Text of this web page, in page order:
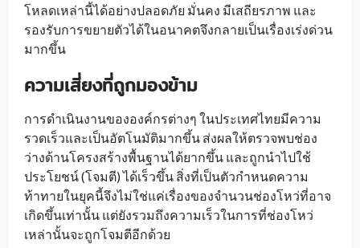
โหลดเหล่านี้ได้อย่างปลอดภัย มั่นคง มีเสถียรภาพ และ
รองรับการขยายตัวได้ในอนาคตจึงกลายเป็นเรื่องเร่งด่วน
มากขึ้น
ความเสี่ยงที่ถูกมองข้าม
การดำเนินงานขององค์กรต่างๆ ในประเทศไทยมีความ
รวดเร็วและเป็นอัตโนมัติมากขึ้น ส่งผลให้ตรวจพบช่อง
ว่างด้านโครงสร้างพื้นฐานได้ยากขึ้น และถูกนำไปใช้
ประโยชน์ (โจมตี) ได้เร็วขึ้น สิ่งที่เป็นตัวกำหนดความ
ท้าทายในยุคนี้จึงไม่ใช่แค่เรื่องของจำนวนช่องโหว่ที่อาจ
เกิดขึ้นเท่านั้น แต่ยังรวมถึงความเร็วในการที่ช่องโหว่
เหล่านั้นจะถูกโจมตีอีกด้วย